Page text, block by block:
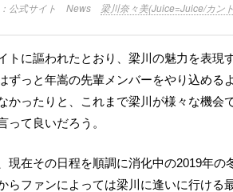
公式サイト News 梁川奈々美(Juice=Juice/カン
ずっと年嵩の先輩メンバーをやり込める
かったりと、これまで梁川が様々な機会
って良いだろう。
らファンによっては梁川に逢いに行ける